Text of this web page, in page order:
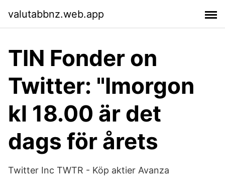
valutabbnz.web.app
TIN Fonder on
Twitter: "Imorgon
kl 18.00 är det
dags för årets
Twitter Inc TWTR - Köp aktier Avanza